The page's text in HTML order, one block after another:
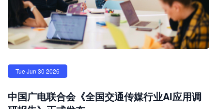
Tue Jun 30 2026
中国广电联合会《全国交通传媒行业AI应用调